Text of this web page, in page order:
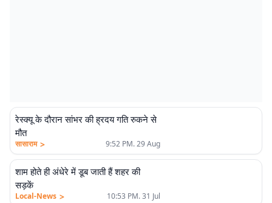
रेस्क्यू के दौरान सांभर की ह्रदय गति रुकने से
मौत
सासाराम > 9:52 PM. 29 Aug
शाम होते ही अंधेरे में डूब जाती हैं शहर की
सड़कें
Local-News > 10:53 PM. 31 Jul